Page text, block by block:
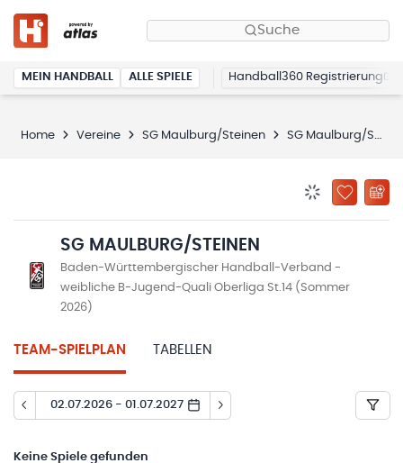
Suche
MEIN HANDBALL ALLE SPIELE Handball360 Registrierung
Home Vereine SG Maulburg/Steinen SG Maulburg/Steinen
ZU
SG MAULBURG/STEINEN
Baden-Württembergischer Handball-Verband -
weibliche B-Jugend-Quali Oberliga St.14 (Sommer
2026)
TEAM-SPIELPLAN TABELLEN
02.07.2026 - 01.07.2027
Keine Spiele gefunden